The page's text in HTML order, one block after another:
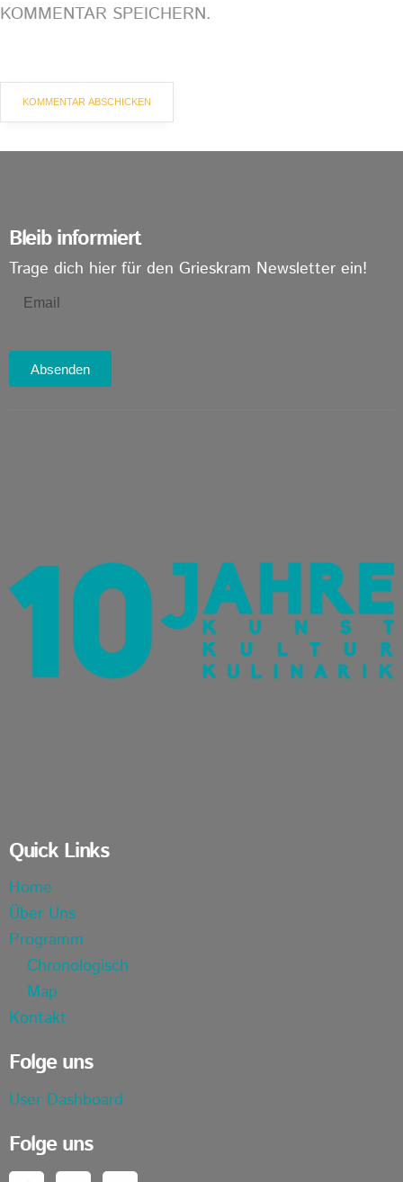
KOMMENTAR SPEICHERN.
Bleib informiert
Trage dich hier für den Grieskram Newsletter ein!
Absenden
Quick Links
Home
Über Uns
Programm
Chronologisch
Map
Kontakt
Folge uns
User Dashboard
Folge uns